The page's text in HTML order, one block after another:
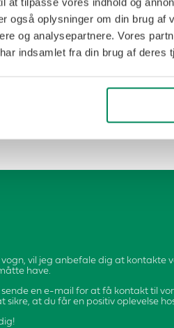
også oplysninger om din brug
og analysepartnere. Vores
indsamlet fra din brug af deres
vil jeg anbefale dig at kontakte
have.
sende en e-mail for at få kontakt til
at du får en positiv oplevelse